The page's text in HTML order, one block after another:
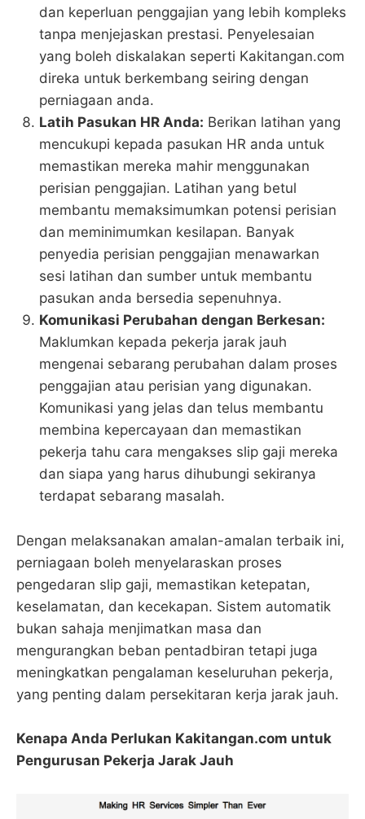
dan keperluan penggajian yang lebih kompleks
tanpa menjejaskan prestasi. Penyelesaian
yang boleh diskalakan seperti Kakitangan.com
direka untuk berkembang seiring dengan
perniagaan anda.
Latih Pasukan HR Anda: Berikan latihan yang
mencukupi kepada pasukan HR anda untuk
memastikan mereka mahir menggunakan
perisian penggajian. Latihan yang betul
membantu memaksimumkan potensi perisian
dan meminimumkan kesilapan. Banyak
penyedia perisian penggajian menawarkan
sesi latihan dan sumber untuk membantu
pasukan anda bersedia sepenuhnya.
Komunikasi Perubahan dengan Berkesan:
Maklumkan kepada pekerja jarak jauh
mengenai sebarang perubahan dalam proses
penggajian atau perisian yang digunakan.
Komunikasi yang jelas dan telus membantu
membina kepercayaan dan memastikan
pekerja tahu cara mengakses slip gaji mereka
dan siapa yang harus dihubungi sekiranya
terdapat sebarang masalah.
Dengan melaksanakan amalan-amalan terbaik ini,
perniagaan boleh menyelaraskan proses
pengedaran slip gaji, memastikan ketepatan,
keselamatan, dan kecekapan. Sistem automatik
bukan sahaja menjimatkan masa dan
mengurangkan beban pentadbiran tetapi juga
meningkatkan pengalaman keseluruhan pekerja,
yang penting dalam persekitaran kerja jarak jauh.
Kenapa Anda Perlukan Kakitangan.com untuk
Pengurusan Pekerja Jarak Jauh